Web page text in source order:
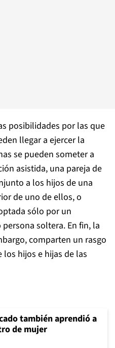
posibilidades por las que
llegar a ejercer la
se pueden someter a
asistida, una pareja de
a los hijos de una
de uno de ellos, o
sólo por un
soltera. En fin, la
comparten un rasgo
hijos e hijas de las
también aprendió a
de mujer